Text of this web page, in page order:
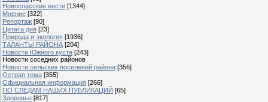
Новоспасские вести [1344]
Мнение [322]
Репортаж [90]
Цитата дня [23]
Природа и экология [1936]
ТАЛАНТЫ РАЙОНА [204]
Новости Южного куста [243]
Новости соседних районов
Новости сельских поселений района [356]
Острая тема [355]
Официальная информация [266]
ПО СЛЕДАМ НАШИХ ПУБЛИКАЦИЙ [65]
Здоровье [817]